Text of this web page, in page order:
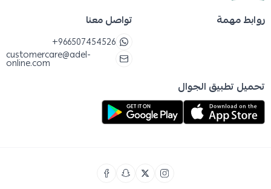
روابط مهمة تواصل معنا
+966507454526
customercare@adel-
online.com
تحميل تطبيق الجوال